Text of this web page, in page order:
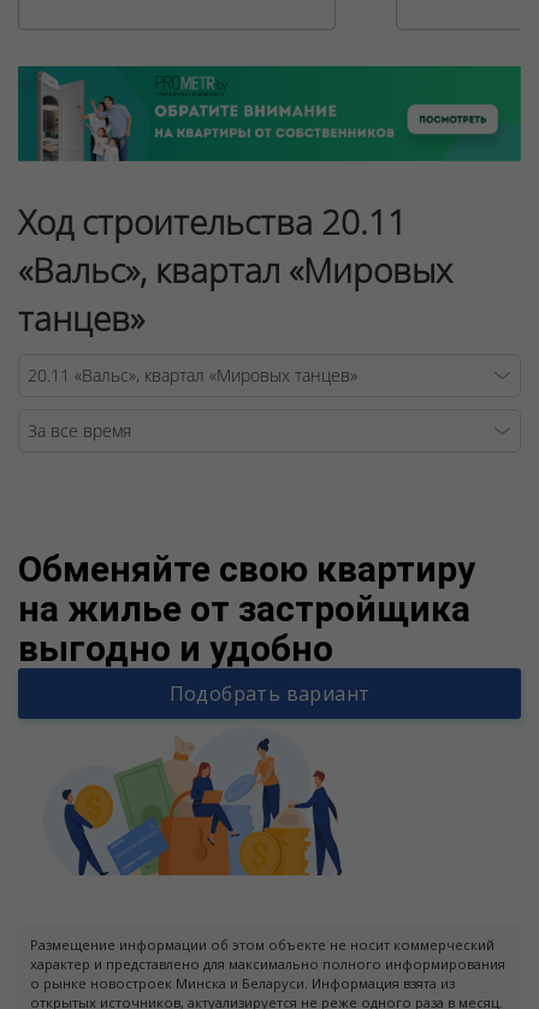
Ход строительства 20.11
«Вальс», квартал «Мировых
танцев»
Обменяйте свою квартиру
на жилье от застройщика
выгодно и удобно
Подобрать вариант
Размещение информации об этом объекте не носит коммерческий
характер и представлено для максимально полного информирования
о рынке новостроек Минска и Беларуси. Информация взята из
открытых источников, актуализируется не реже одного раза в месяц.